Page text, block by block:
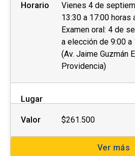
Horario
Vienes 4 de
13:30 a 17:00 horas
Examen oral: 4 de
a elección de 9:00 a
(Av. Jaime Guzmán
Providencia)
Lugar
Valor $261.500
Ver más